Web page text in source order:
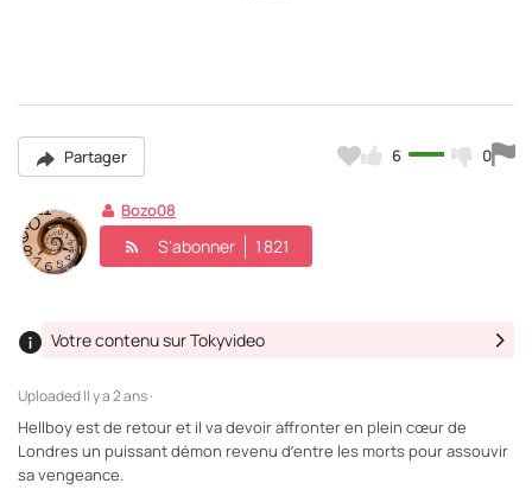
Partager 6 0
Bozo08
S'abonner 1 821
UploadedIl y a 2 ans ·
Votre contenu sur Tokyvideo
Hellboy est de retour et il va devoir affronter en plein cœur de
Londres un puissant démon revenu d’entre les morts pour assouvir
sa vengeance.